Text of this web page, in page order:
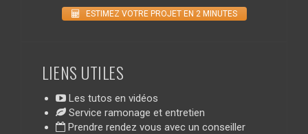
ESTIMEZ VOTRE PROJET EN 2 MINUTES
LIENS UTILES
Les tutos en vidéos
Service ramonage et entretien
Prendre rendez vous avec un conseiller